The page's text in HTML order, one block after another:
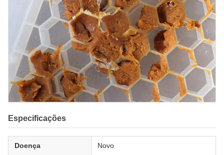
Especificações
Doença Novo